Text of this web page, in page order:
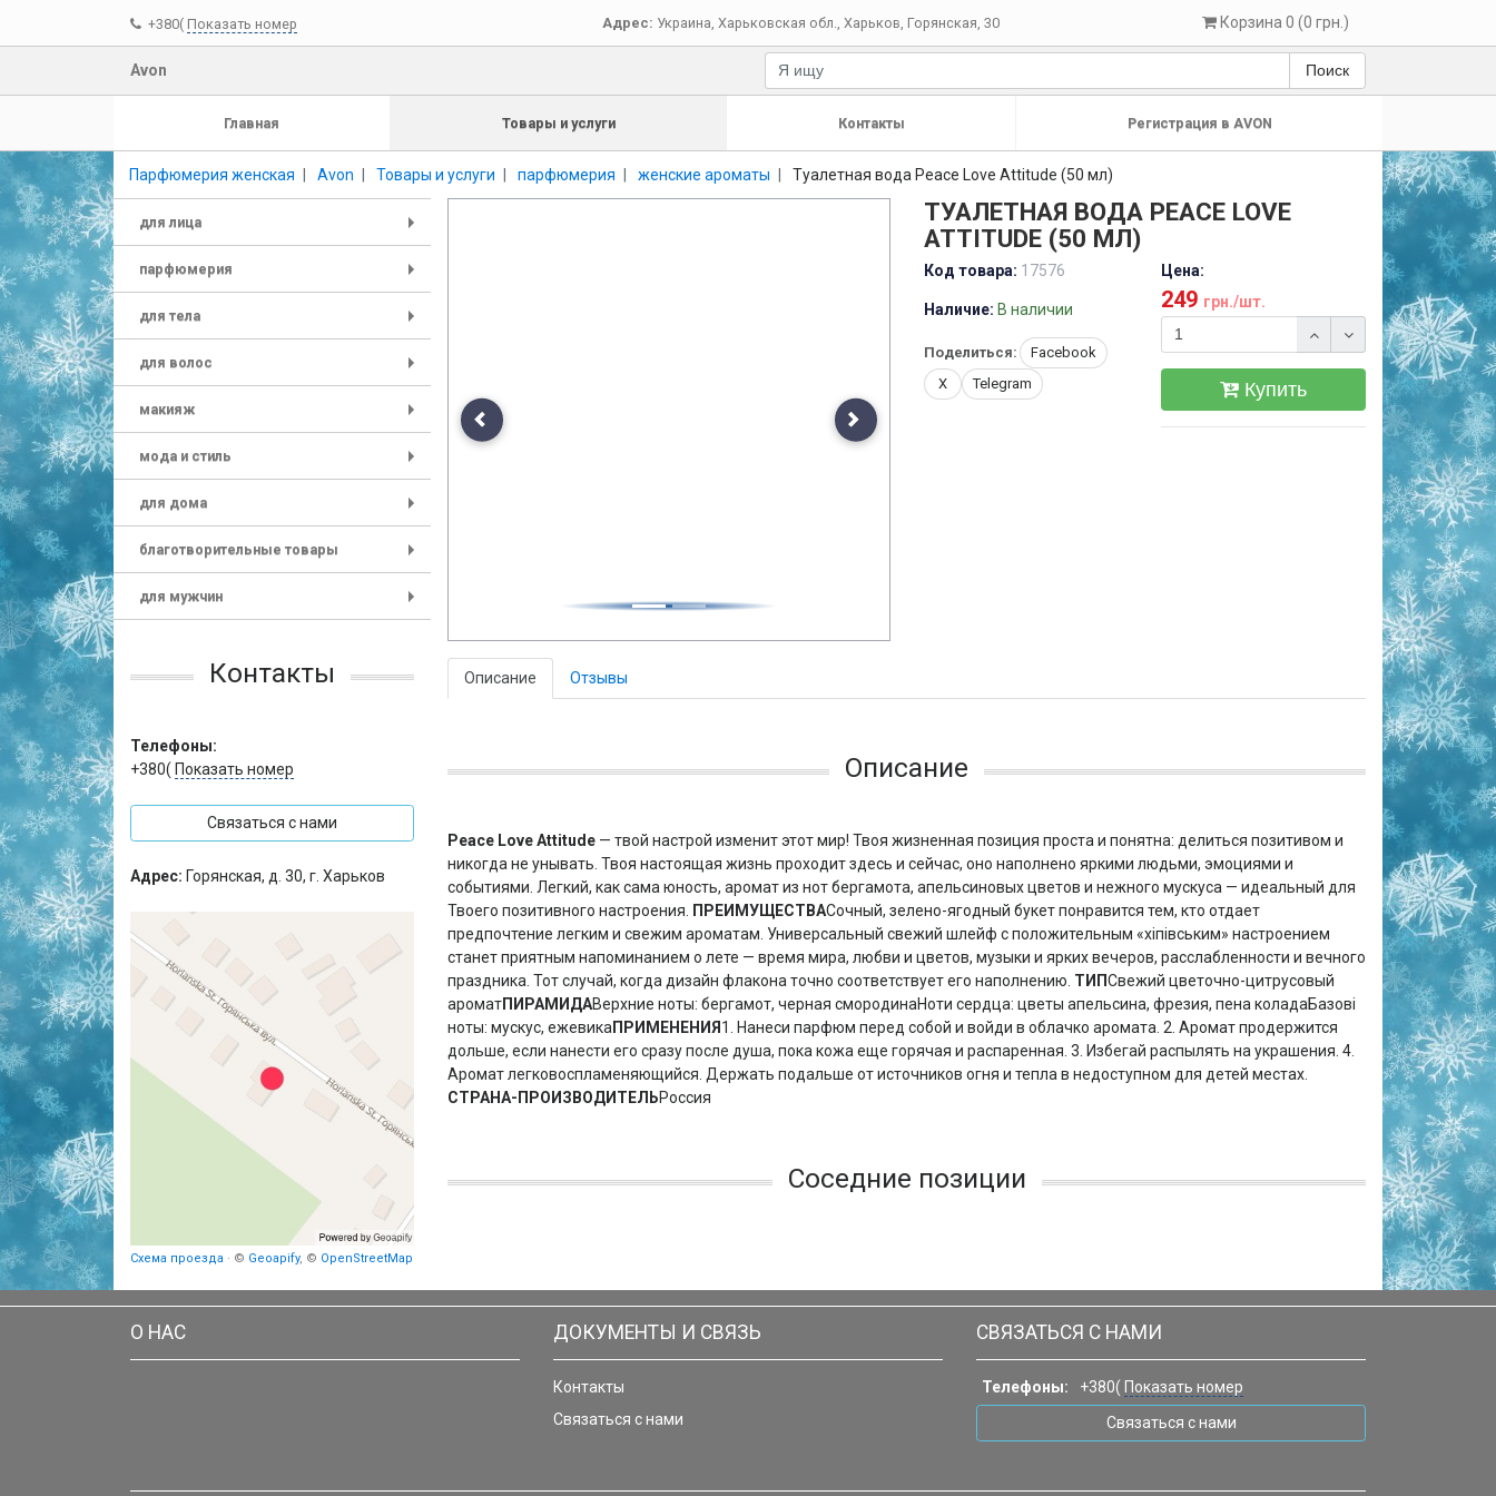
+380( Показать номер Адрес: Украина Харьковская обл. Харьков Горянская, 30 Корзина 0 (0 грн.)
Avon Поиск
Главная Товары и услуги Контакты Регистрация в AVON
Парфюмерия женская Avon Товары и услуги парфюмерия женские ароматы Туалетная вода Peace Love Attitude (50 мл)
для лица
парфюмерия
для тела
для волос
макияж
мода и стиль
для дома
благотворительные товары
для мужчин
Контакты
Телефоны:
+380( Показать номер
Связаться с нами
Адрес: Горянская, д. 30, г. Харьков
Схема проезда · © Geoapify, © OpenStreetMap
Previous Next
ТУАЛЕТНАЯ ВОДА PEACE LOVE
ATTITUDE (50 МЛ)
Код товара: 17576
Наличие: В наличии
Поделиться:
Facebook
X
Telegram
Цена:
249 грн./шт.
Купить
Описание Отзывы
Описание
Peace Love Attitude — твой настрой изменит этот мир! Твоя жизненная позиция проста и понятна: делиться позитивом и
никогда не унывать. Твоя настоящая жизнь проходит здесь и сейчас, оно наполнено яркими людьми, эмоциями и
событиями. Легкий, как сама юность, аромат из нот бергамота, апельсиновых цветов и нежного мускуса — идеальный для
Твоего позитивного настроения.
ПРЕИМУЩЕСТВАСочный, зелено-ягодный букет понравится тем, кто отдает
предпочтение легким и свежим ароматам. Универсальный свежий шлейф с положительным «хіпівським» настроением
станет приятным напоминанием о лете — время мира, любви и цветов, музыки и ярких вечеров, расслабленности и вечного
праздника. Тот случай, когда дизайн флакона точно соответствует его наполнению. ТИПСвежий цветочно-цитрусовый
ароматПИРАМИДАВерхние ноты: бергамот, черная смородинаНоти сердца: цветы апельсина, фрезия, пена коладаБазові
ноты: мускус, ежевика ПРИМЕНЕНИЯ 1. Нанеси парфюм перед собой и войди в облачко аромата. 2. Аромат продержится
дольше, если нанести его сразу после душа, пока кожа еще горячая и распаренная. 3. Избегай распылять на украшения. 4.
Аромат легковоспламеняющийся. Держать подальше от источников огня и тепла в недоступном для детей местах.
СТРАНА-ПРОИЗВОДИТЕЛЬРоссия
Соседние позиции
О НАС ДОКУМЕНТЫ И СВЯЗЬ
Контакты
Связаться с нами
СВЯЗАТЬСЯ С НАМИ
Телефоны: +380( Показать номер
Связаться с нами